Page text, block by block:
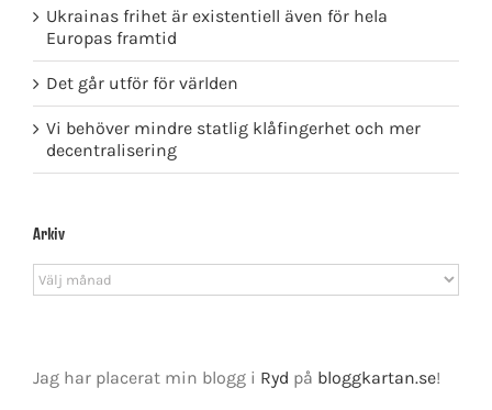
Ukrainas frihet är existentiell även för hela
Europas framtid
Det går utför för världen
Vi behöver mindre statlig klåfingerhet och mer
decentralisering
Arkiv
Arkiv
Jag har placerat min blogg i Ryd på bloggkartan.se!